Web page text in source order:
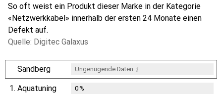
So oft weist ein Produkt dieser Marke in der Kategorie
«Netzwerkkabel» innerhalb der ersten 24 Monate einen
Defekt auf.
Quelle: Digitec Galaxus
Sandberg Ungenügende Daten i
1. Aquatuning 0%